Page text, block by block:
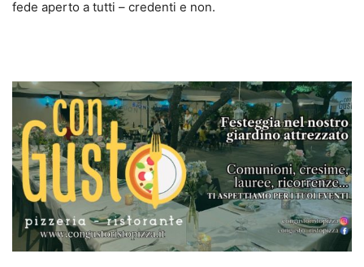
fede aperto a tutti – credenti e non.